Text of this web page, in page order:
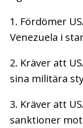
1. Fördömer
Venezuela i
2. Kräver att
sina militära
3. Kräver att
sanktioner mot